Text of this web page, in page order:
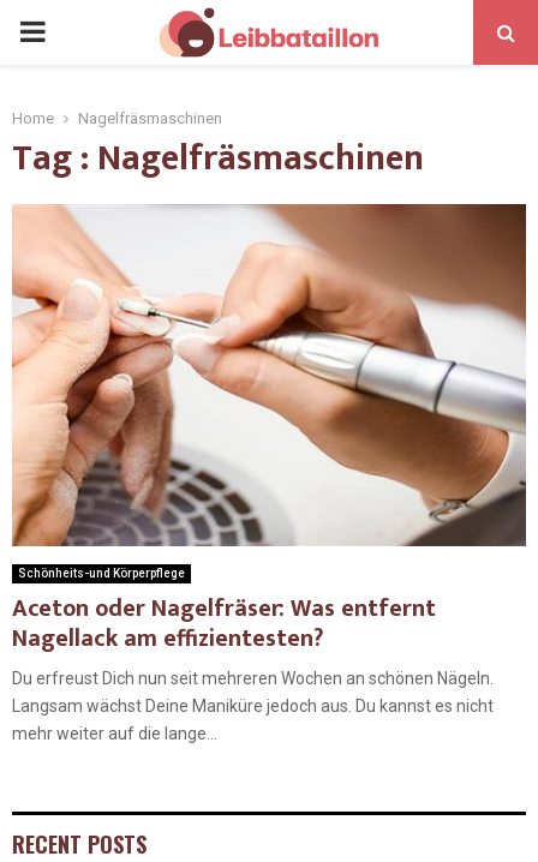
Home Nagelfräsmaschinen
Tag : Nagelfräsmaschinen
Schönheits-und Körperpflege
Aceton oder Nagelfräser: Was entfernt
Nagellack am effizientesten?
Du erfreust Dich nun seit mehreren Wochen an schönen Nägeln.
Langsam wächst Deine Maniküre jedoch aus. Du kannst es nicht
mehr weiter auf die lange...
RECENT POSTS